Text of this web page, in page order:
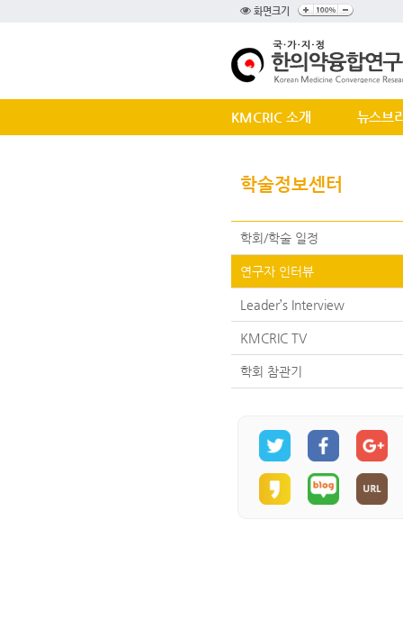
화면크기
KMCRIC 소개 뉴스브
학술정보센터
학회/학술 일정
연구자 인터뷰
Leader’s Interview
KMCRIC TV
학회 참관기